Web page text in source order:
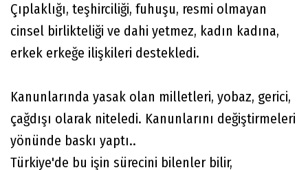
Çıplaklığı, teşhirciliği, fuhuşu, resmi olmayan
cinsel birlikteliği ve dahi yetmez, kadın kadına,
erkek erkeğe ilişkileri destekledi.
Kanunlarında yasak olan milletleri, yobaz, gerici,
çağdışı olarak niteledi. Kanunlarını değiştirmeleri
yönünde baskı yaptı..
Türkiye'de bu işin sürecini bilenler bilir,